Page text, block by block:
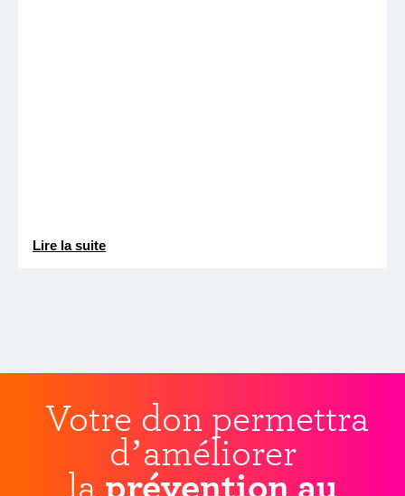
Lire la suite
Votre don permettra
d’améliorer
la prévention au